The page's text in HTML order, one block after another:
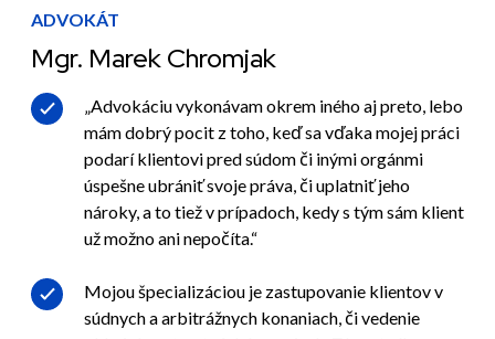
ADVOKÁT
Mgr. Marek Chromjak
„Advokáciu vykonávam okrem iného aj preto, lebo
mám dobrý pocit z toho, keď sa vďaka mojej práci
podarí klientovi pred súdom či inými orgánmi
úspešne ubrániť svoje práva, či uplatniť jeho
nároky, a to tiež v prípadoch, kedy s tým sám klient
už možno ani nepočíta.“
Mojou špecializáciou je zastupovanie klientov v
súdnych a arbitrážnych konaniach, či vedenie